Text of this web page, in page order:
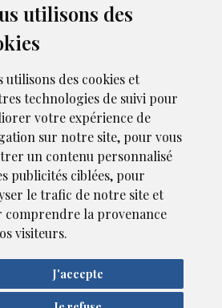
utilisons des
utilisons des cookies et
technologies de suivi pour
votre expérience de
sur notre site, pour vous
un contenu personnalisé
publicités ciblées, pour
le trafic de notre site et
comprendre la provenance
visiteurs.
J'accepte
SFMG
formations e-learning, présentiels,
QUALIOPI n° 2020/89171.2
nos formations
les réseaux sociaux
légales
Plan du site